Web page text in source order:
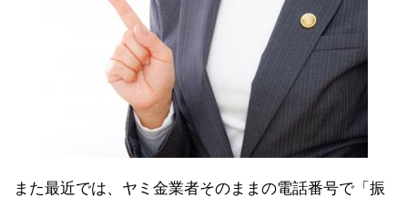
また最近では、ヤミ金業者そのままの電話番号で「振